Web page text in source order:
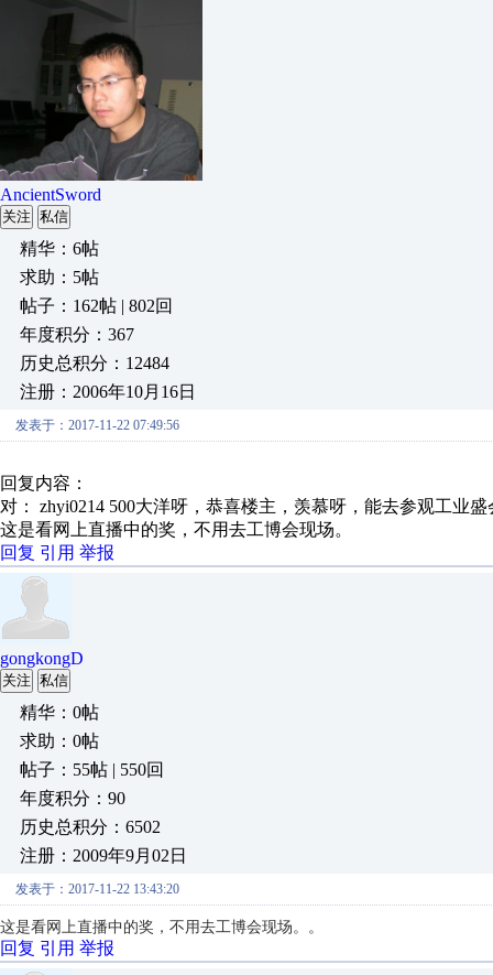
AncientSword
关注 私信
精华：6帖
求助：5帖
帖子：162帖 | 802回
年度积分：367
历史总积分：12484
注册：2006年10月16日
发表于：2017-11-22 07:49:56
回复内容：
对： zhyi0214 500大洋呀，恭喜楼主，羡慕呀，能去参观工业
这是看网上直播中的奖，不用去工博会现场。
回复 引用 举报
gongkongD
关注 私信
精华：0帖
求助：0帖
帖子：55帖 | 550回
年度积分：90
历史总积分：6502
注册：2009年9月02日
发表于：2017-11-22 13:43:20
这是看网上直播中的奖，不用去工博会现场。。
回复 引用 举报